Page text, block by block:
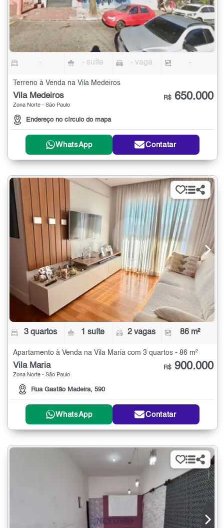
- - suíte - vaga -
Terreno à Venda na Vila Medeiros
Vila Medeiros
Zona Norte - São Paulo
Endereço no círculo do mapa
R$ 650.000
WhatsApp Contatar
3 quartos 1 suíte 2 vagas 86 m²
Apartamento à Venda na Vila Maria com 3 quartos - 86 m²
Vila Maria
Zona Norte - São Paulo
Rua Gastão Madeira, 590
R$ 900.000
WhatsApp Contatar